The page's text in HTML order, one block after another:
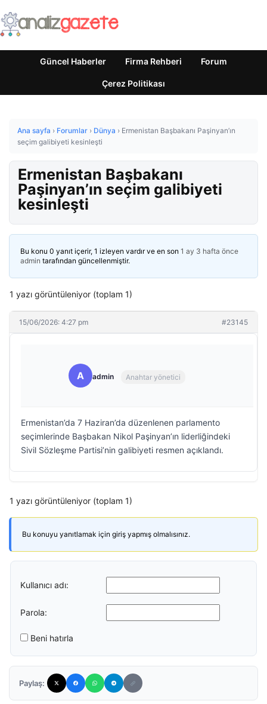
Güncel Haberler Firma Rehberi Forum
Çerez Politikası
Ana sayfa › Forumlar › Dünya › Ermenistan Başbakanı Paşinyan’ın
seçim galibiyeti kesinleşti
Ermenistan Başbakanı
Paşinyan’ın seçim galibiyeti
kesinleşti
Bu konu 0 yanıt içerir, 1 izleyen vardır ve en son 1 ay 3 hafta önce
admin tarafından güncellenmiştir.
1 yazı görüntüleniyor (toplam 1)
15/06/2026: 4:27 pm #23145
A admin Anahtar yönetici
Ermenistan’da 7 Haziran’da düzenlenen parlamento
seçimlerinde Başbakan Nikol Paşinyan’ın liderliğindeki
Sivil Sözleşme Partisi’nin galibiyeti resmen açıklandı.
1 yazı görüntüleniyor (toplam 1)
Bu konuyu yanıtlamak için giriş yapmış olmalısınız.
Kullanıcı adı:
Parola:
Beni hatırla
Paylaş: